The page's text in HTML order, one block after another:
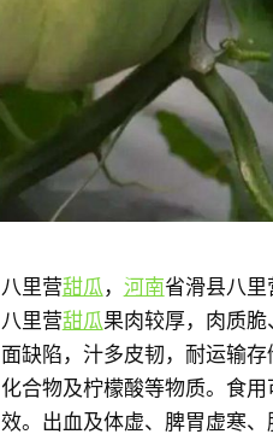
八里营甜瓜， 河南省滑县八里
八里营甜瓜果肉较厚，肉质
面缺陷，汁多皮韧，耐运输
化合物及柠檬酸等物质。食
效。出血及体虚、脾胃虚寒